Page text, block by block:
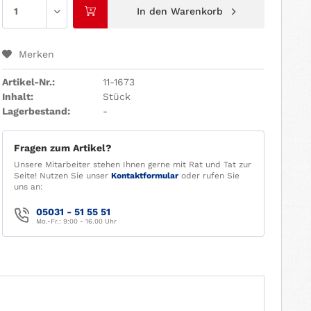
In den Warenkorb
Merken
Artikel-Nr.:
11-1673
Inhalt:
Stück
Lagerbestand:
-
Fragen zum Artikel?
Unsere Mitarbeiter stehen Ihnen gerne mit Rat und Tat zur
Seite! Nutzen Sie unser Kontaktformularoder rufen Sie
uns an:
05031 - 51 55 51
Mo.-Fr.: 9:00 - 16.00 Uhr